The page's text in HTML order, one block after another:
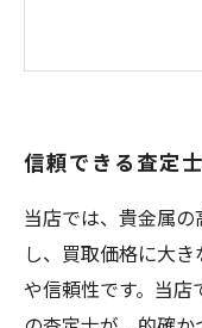
透明性のある
貴金属・宝飾
る出張買取が
信頼できる査定
当店では、貴金属
し、買取価格に大
や信頼性です。当店